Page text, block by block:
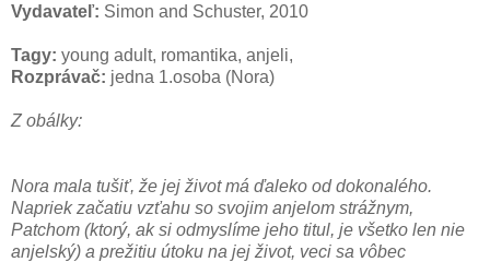
Vydavateľ: Simon and Schuster, 2010
Tagy: young adult, romantika, anjeli,
Rozprávač: jedna 1.osoba (Nora)
Z obálky:
Nora mala tušiť, že jej život má ďaleko od dokonalého.
Napriek začatiu vzťahu so svojim anjelom strážnym,
Patchom (ktorý, ak si odmyslíme jeho titul, je všetko len nie
anjelský) a prežitiu útoku na jej život, veci sa vôbec